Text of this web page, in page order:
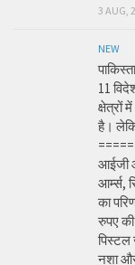
3 AUG,
NEW
11
क्षेत्रों
है।
आईजी
आर्म्स,
का
रुपए
पिस्टल
नशा